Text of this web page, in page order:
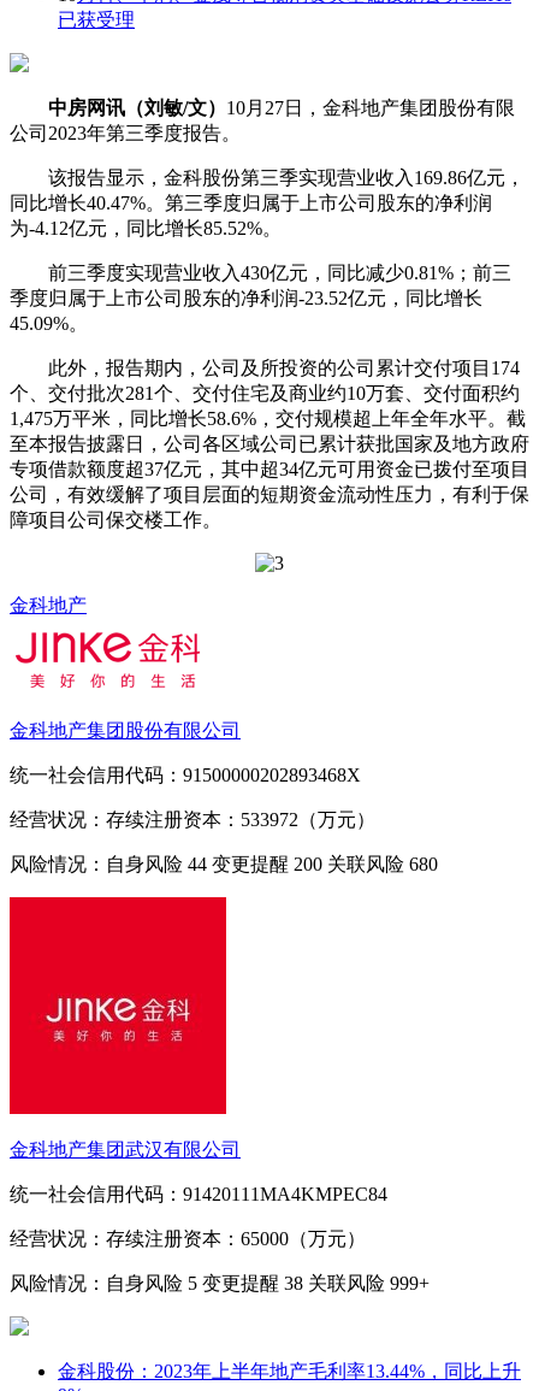
已获受理
中房网讯（刘敏/文） 10月27日，金科地产集团股份有限
公司2023年第三季度报告。
该报告显示，金科股份第三季实现营业收入169.86亿元，
同比增长40.47%。第三季度归属于上市公司股东的净利润
为-4.12亿元，同比增长85.52%。
前三季度实现营业收入430亿元，同比减少0.81%；前三
季度归属于上市公司股东的净利润-23.52亿元，同比增长
45.09%。
此外，报告期内，公司及所投资的公司累计交付项目174
个、交付批次281个、交付住宅及商业约10万套、交付面积约
1,475万平米，同比增长58.6%，交付规模超上年全年水平。截
至本报告披露日，公司各区域公司已累计获批国家及地方政府
专项借款额度超37亿元，其中超34亿元可用资金已拨付至项目
公司，有效缓解了项目层面的短期资金流动性压力，有利于保
障项目公司保交楼工作。
金科地产
金科地产集团股份有限公司
统一社会信用代码：91500000202893468X
经营状况：存续注册资本：533972（万元）
风险情况：自身风险 44 变更提醒 200 关联风险 680
金科地产集团武汉有限公司
统一社会信用代码：91420111MA4KMPEC84
经营状况：存续注册资本：65000（万元）
风险情况：自身风险 5 变更提醒 38 关联风险 999+
金科股份：2023年上半年地产毛利率13.44%，同比上升